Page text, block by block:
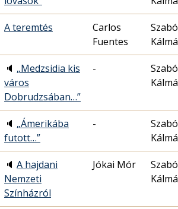
A teremtés
Carlos
Fuentes
Szabó
🔈 „Medzsidia kis
város
Dobrudzsában…”
-
Szabó
🔈 „Ámerikába
futott…”
-
Szabó
🔈 A hajdani
Nemzeti
Színházról
Jókai Mór
Szabó